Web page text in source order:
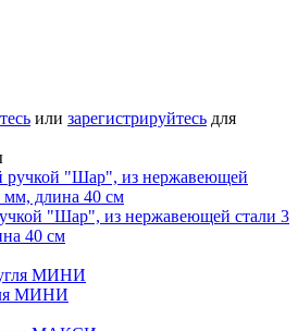
или зарегистрируйтесь для
"Шар", из нержавеющей стали 3
40 см
МИНИ